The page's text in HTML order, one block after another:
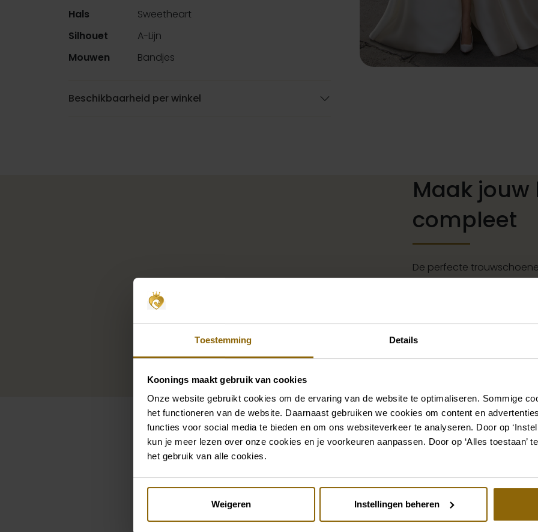
Toestemming Details
Koonings maakt gebruik van cookies
Onze website gebruikt cookies om de ervaring van de website te optimaliseren. Sommige
het functioneren van de website. Daarnaast gebruiken we cookies om content en
functies voor social media te bieden en om ons websiteverkeer te analyseren. Door op
kun je meer lezen over onze cookies en je voorkeuren aanpassen. Door op ‘Alles toestaan’
het gebruik van alle cookies.
Weigeren Instellingen beheren
Hals
Sweetheart
Silhouet
A-Lijn
Mouwen
Bandjes
Beschikbaarheid per winkel
Maak
compleet
De perfecte
grote accessoire winkel
Bekijk ook eens
Pinterest
Atelier Pronovias Vella AP125AT3
Pinterest
Ramona